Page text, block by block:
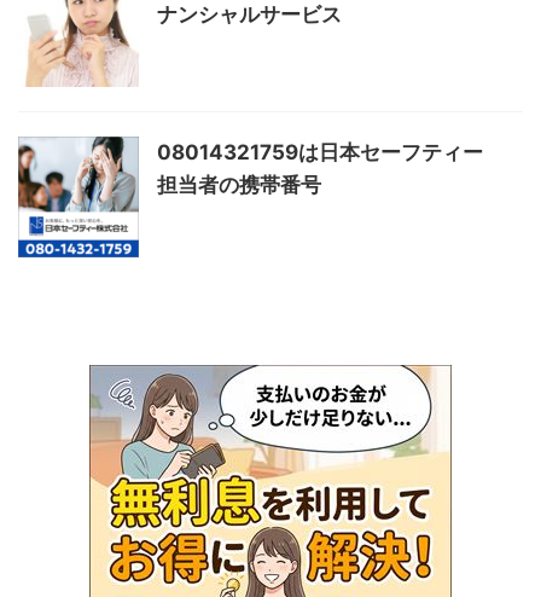
ナンシャルサービス
08014321759は日本セーフティー
担当者の携帯番号